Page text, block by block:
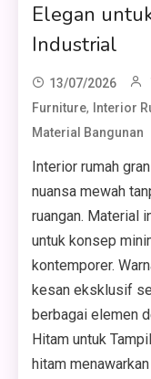
Elegan
Industrial
13/07/2026
Furniture, Interior
Material Bangunan
Interior rumah
nuansa mewah
ruangan. Material
untuk konsep
kontemporer.
kesan eksklusif
berbagai elemen
Hitam untuk
hitam